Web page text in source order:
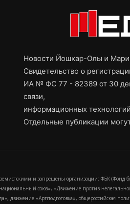
Новости Йошкар-Олы и
Свидетельство о
ИА № ФС 77 - 82389 от 30
связи,
информационных
Отдельные публикации
и запрещены организации: ФБК (Фонд
союз», «Движение против
движение «Артподготовка», общероссийская